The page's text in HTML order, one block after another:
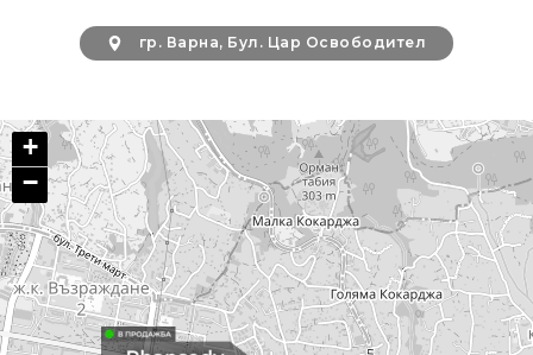
гр. Варна, Бул. Цар Освободител
+
−